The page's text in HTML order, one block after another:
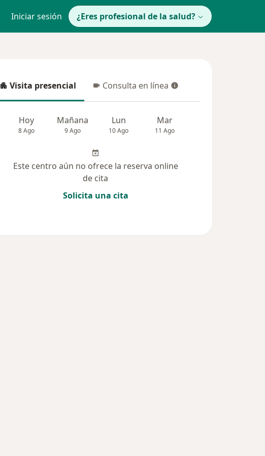
Iniciar sesión ¿Eres profesional de la salud?
Visita presencial
Visita presencial Consulta en línea
Consulta en línea
Hoy
8 Ago
Mañana
9 Ago
Lun
10 Ago
Mar
11 Ago
Este centro aún no ofrece la reserva online
de cita
Solicita una cita